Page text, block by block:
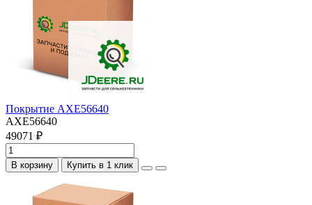
Покрытие AXE56640
AXE56640
49071 ₽
В корзину Купить в 1 клик